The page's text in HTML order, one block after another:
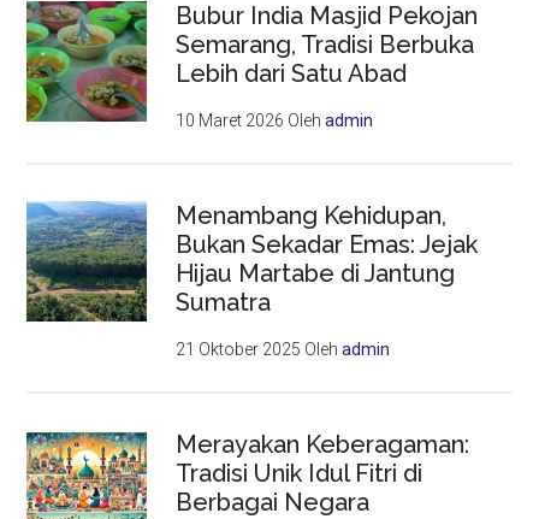
Bubur India Masjid Pekojan
Semarang, Tradisi Berbuka
Lebih dari Satu Abad
10 Maret 2026 Olehadmin
Menambang Kehidupan,
Bukan Sekadar Emas: Jejak
Hijau Martabe di Jantung
Sumatra
21 Oktober 2025 Olehadmin
Merayakan Keberagaman:
Tradisi Unik Idul Fitri di
Berbagai Negara